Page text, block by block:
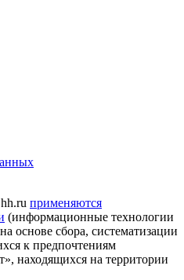
применяются
(информационные технологии
основе сбора, систематизации
к предпочтениям
находящихся на территории